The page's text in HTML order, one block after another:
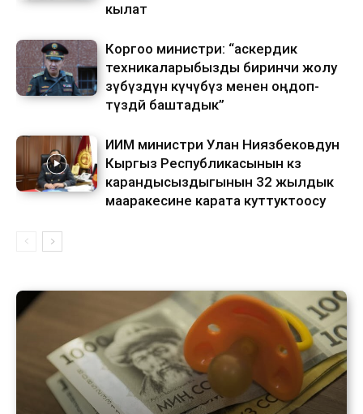
кылат
Коргоо министри: “аскердик
техникаларыбызды биринчи жолу
өзүбүздүн күчүбүз менен оңдоп-
түздөй баштадык”
ИИМ министри Улан Ниязбековдун
Кыргыз Республикасынын көз
карандысыздыгынын 32 жылдык
мааракесине карата куттуктоосу